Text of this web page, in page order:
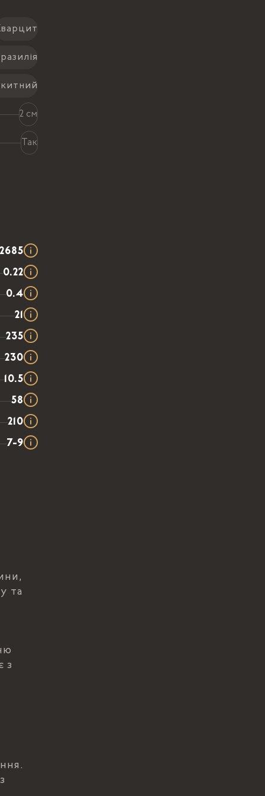
2 см
Так
2685
0.22
0.4
21
235
230
10.5
58
210
7-9
та
з